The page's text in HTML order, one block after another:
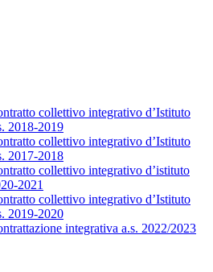
collettivo integrativo d’Istituto
2018-2019
collettivo integrativo d’Istituto
2017-2018
collettivo integrativo d’istituto
2021
collettivo integrativo d’Istituto
2019-2020
integrativa a.s. 2022/2023